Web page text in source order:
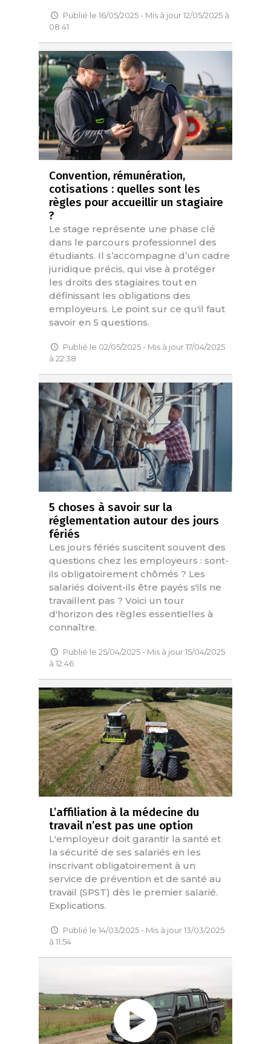
Publié le 16/05/2025 - Mis à jour 12/05/2025 à
08:41
Convention, rémunération,
cotisations : quelles sont les
règles pour accueillir un stagiaire
?
Le stage représente une phase clé
dans le parcours professionnel des
étudiants. Il s’accompagne d’un cadre
juridique précis, qui vise à protéger
les droits des stagiaires tout en
définissant les obligations des
employeurs. Le point sur ce qu'il faut
savoir en 5 questions.
Publié le 02/05/2025 - Mis à jour 17/04/2025
à 22:38
5 choses à savoir sur la
réglementation autour des jours
fériés
Les jours fériés suscitent souvent des
questions chez les employeurs : sont-
ils obligatoirement chômés ? Les
salariés doivent-ils être payés s'ils ne
travaillent pas ? Voici un tour
d'horizon des règles essentielles à
connaître.
Publié le 25/04/2025 - Mis à jour 15/04/2025
à 12:46
L’affiliation à la médecine du
travail n’est pas une option
L'employeur doit garantir la santé et
la sécurité de ses salariés en les
inscrivant obligatoirement à un
service de prévention et de santé au
travail (SPST) dès le premier salarié.
Explications.
Publié le 14/03/2025 - Mis à jour 13/03/2025
à 11:54